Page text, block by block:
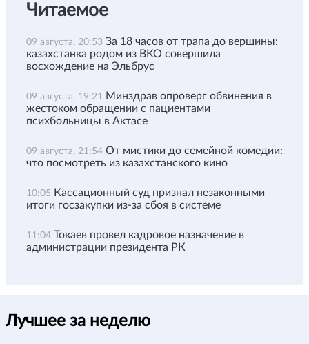
Читаемое
09 августа, 20:53 За 18 часов от трапа до вершины:
казахстанка родом из ВКО совершила
восхождение на Эльбрус
09 августа, 19:21 Минздрав опроверг обвинения в
жестоком обращении с пациентами
психбольницы в Актасе
09 августа, 21:54 От мистики до семейной комедии:
что посмотреть из казахстанского кино
10:05 Кассационный суд признал незаконными
итоги госзакупки из-за сбоя в системе
11:04 Токаев провел кадровое назначение в
администрации президента РК
Лучшее за неделю